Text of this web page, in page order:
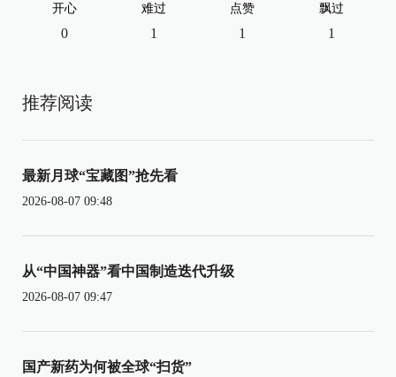
开心
0
难过
1
点赞
1
飘过
1
推荐阅读
最新月球“宝藏图”抢先看
2026-08-07 09:48
从“中国神器”看中国制造迭代升级
2026-08-07 09:47
国产新药为何被全球“扫货”